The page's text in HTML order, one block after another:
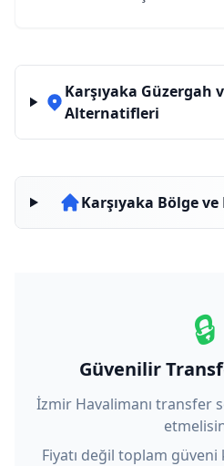
Karşıyaka Güzergah
Alternatifleri
Karşıyaka Bölge
🔒
Güvenilir
İzmir Havalimanı transfer
Fiyatı değil toplam güveni